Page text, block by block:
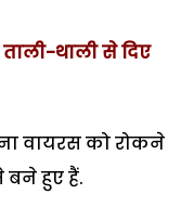
थाली से दिए
वायरस को रोकने
हुए हैं.